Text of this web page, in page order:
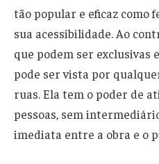
tão popular e eficaz como
sua acessibilidade. Ao
que podem ser exclusivas
pode ser vista por
ruas. Ela tem o poder de
pessoas, sem
imediata entre a obra e o